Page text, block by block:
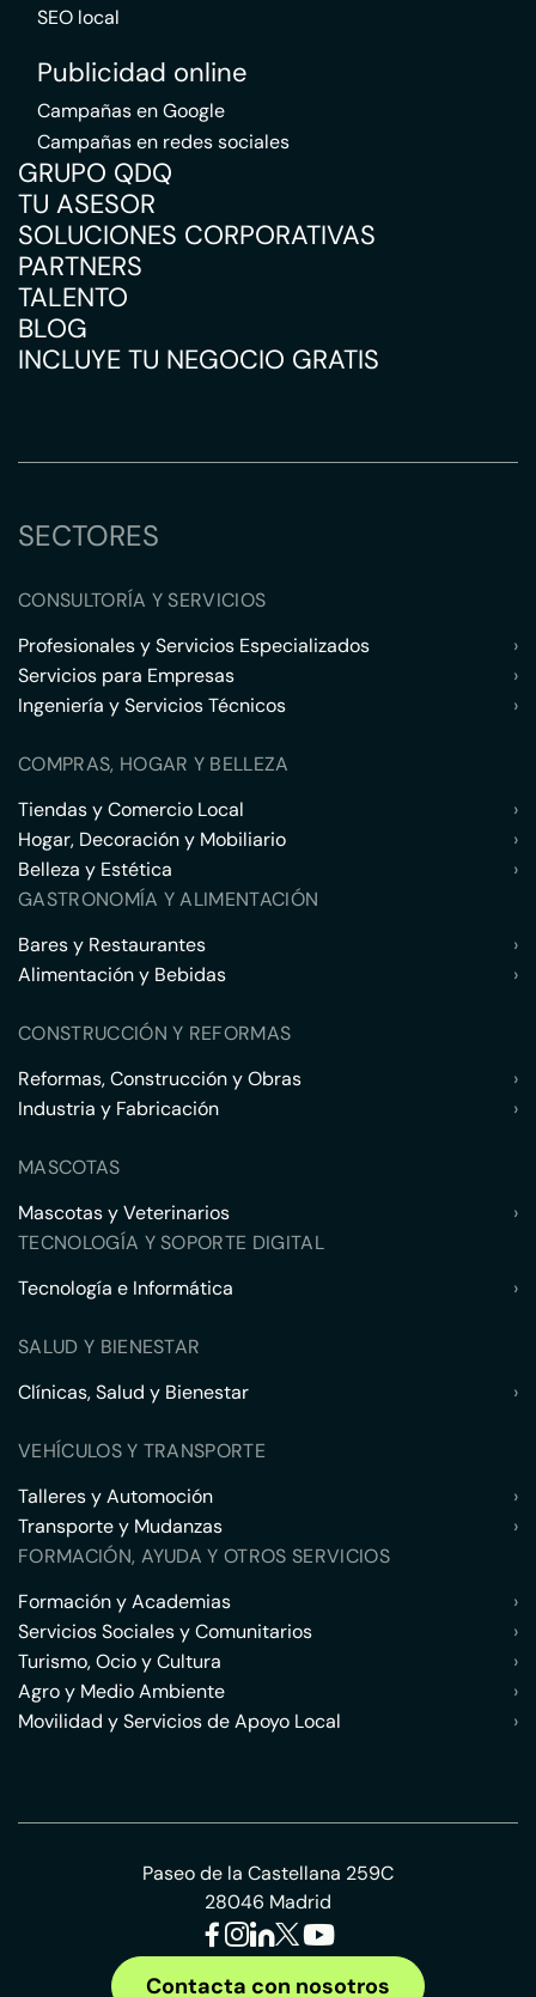
SEO local
Publicidad online
Campañas en Google
Campañas en redes sociales
GRUPO QDQ
TU ASESOR
SOLUCIONES CORPORATIVAS
PARTNERS
TALENTO
BLOG
INCLUYE TU NEGOCIO GRATIS
SECTORES
CONSULTORÍA Y SERVICIOS
Profesionales y Servicios Especializados
›
Servicios para Empresas
›
Ingeniería y Servicios Técnicos
›
COMPRAS, HOGAR Y BELLEZA
Tiendas y Comercio Local
›
Hogar, Decoración y Mobiliario
›
Belleza y Estética
›
GASTRONOMÍA Y ALIMENTACIÓN
Bares y Restaurantes
›
Alimentación y Bebidas
›
CONSTRUCCIÓN Y REFORMAS
Reformas, Construcción y Obras
›
Industria y Fabricación
›
MASCOTAS
Mascotas y Veterinarios
›
TECNOLOGÍA Y SOPORTE DIGITAL
Tecnología e Informática
›
SALUD Y BIENESTAR
Clínicas, Salud y Bienestar
›
VEHÍCULOS Y TRANSPORTE
Talleres y Automoción
›
Transporte y Mudanzas
›
FORMACIÓN, AYUDA Y OTROS SERVICIOS
Formación y Academias
›
Servicios Sociales y Comunitarios
›
Turismo, Ocio y Cultura
›
Agro y Medio Ambiente
›
Movilidad y Servicios de Apoyo Local
›
Paseo de la Castellana 259C
28046 Madrid
Contacta con nosotros